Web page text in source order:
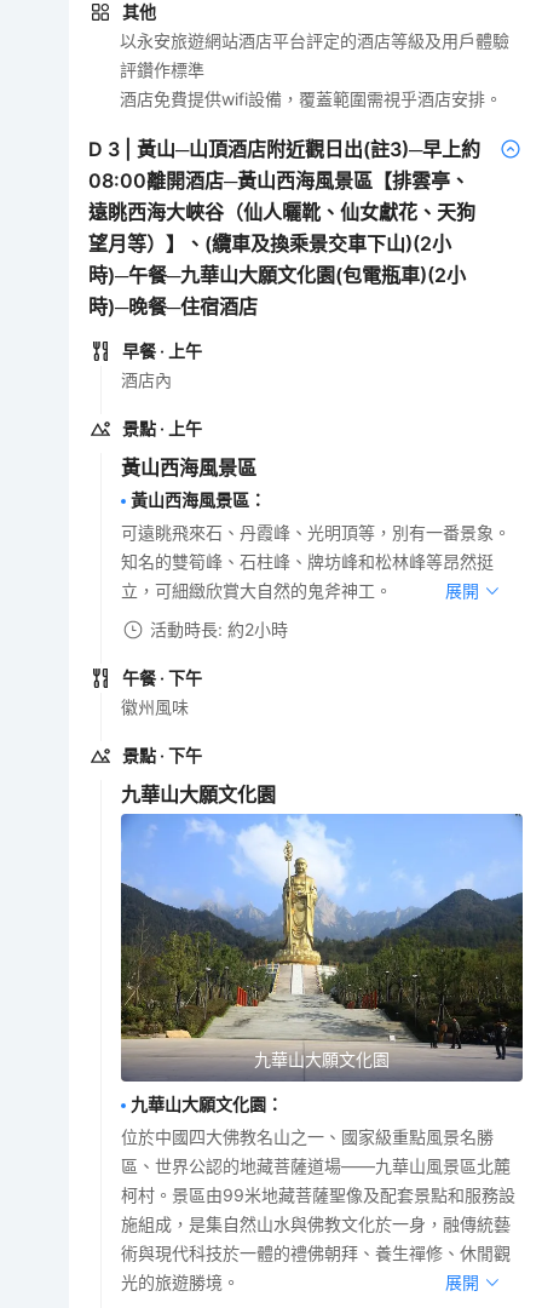
其他
以永安旅遊網站酒店平台評定的酒店等級及用戶體驗
評鑽作標準
酒店免費提供wifi設備，覆蓋範圍需視乎酒店安排。
D 3 |黃山─山頂酒店附近觀日出(註3)─早上約
08:00離開酒店─黃山西海風景區【排雲亭、
遠眺西海大峽谷（仙人曬靴、仙女獻花、天狗
望月等）】、(纜車及換乘景交車下山)(2小
時)─午餐─九華山大願文化園(包電瓶車)(2小
時)─晚餐─住宿酒店
早餐 · 上午
酒店內
景點 · 上午
黃山西海風景區
黃山西海風景區 ：
可遠眺飛來石、丹霞峰、光明頂等，別有一番景象。
知名的雙筍峰、石柱峰、牌坊峰和松林峰等昂然挺
立，可細緻欣賞大自然的鬼斧神工。
展開
活動時長: 約2小時
午餐 · 下午
徽州風味
景點 · 下午
九華山大願文化園
九華山大願文化園
九華山大願文化園 ：
位於中國四大佛教名山之一、國家級重點風景名勝
區、世界公認的地藏菩薩道場――九華山風景區北麓
柯村。景區由99米地藏菩薩聖像及配套景點和服務設
施組成，是集自然山水與佛教文化於一身，融傳統藝
術與現代科技於一體的禮佛朝拜、養生禪修、休閒觀
光的旅遊勝境。
展開